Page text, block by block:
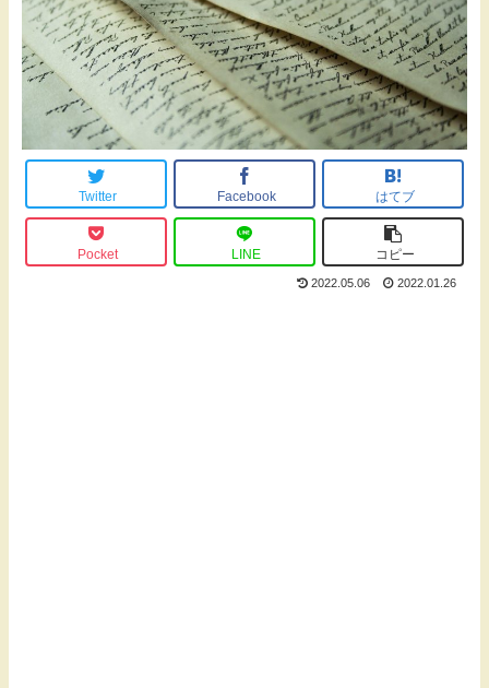
Twitter Facebook はてブ
Pocket LINE コピー
2022.05.06 2022.01.26